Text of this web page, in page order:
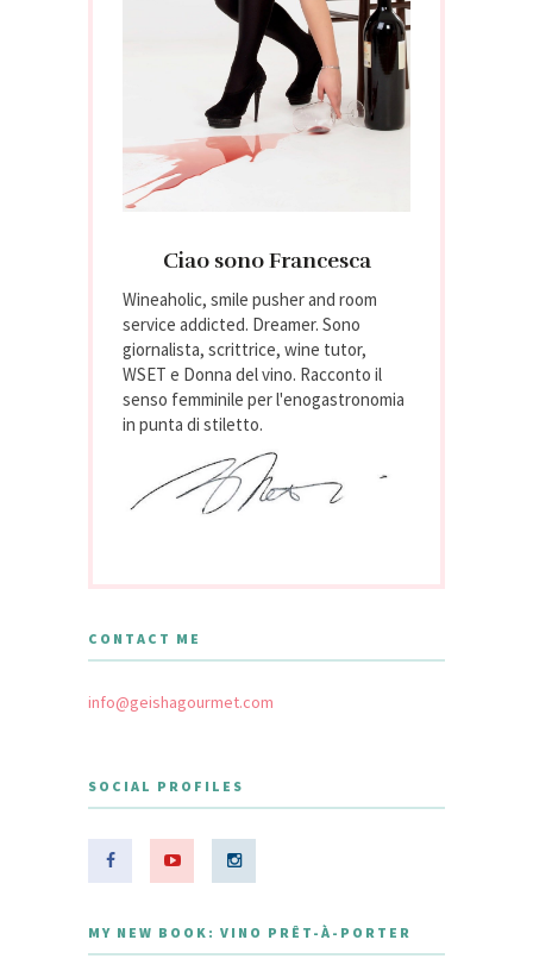
Ciao sono Francesca
Wineaholic, smile pusher and room
service addicted. Dreamer. Sono
giornalista, scrittrice, wine tutor,
WSET e Donna del vino. Racconto il
senso femminile per l'enogastronomia
in punta di stiletto.
CONTACT ME
info@geishagourmet.com
SOCIAL PROFILES
MY NEW BOOK: VINO PRÊT-À-PORTER